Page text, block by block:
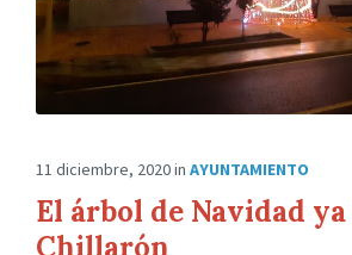
11 diciembre, 2020in AYUNTAMIENTO
El árbol de Navidad
Chillarón